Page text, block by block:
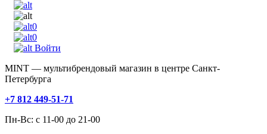
0
0
Войти
MINT — мультибрендовый магазин в центре Санкт-
Петербурга
+7 812 449-51-71
Пн-Вс: с 11-00 до 21-00